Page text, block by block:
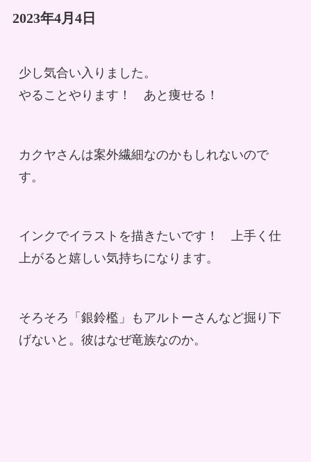
2023年4月4日
少し気合い入りました。
やることやります！　あと痩せる！
カクヤさんは案外繊細なのかもしれないので
す。
インクでイラストを描きたいです！　上手く仕
上がると嬉しい気持ちになります。
そろそろ「銀鈴檻」もアルトーさんなど掘り下
げないと。彼はなぜ竜族なのか。